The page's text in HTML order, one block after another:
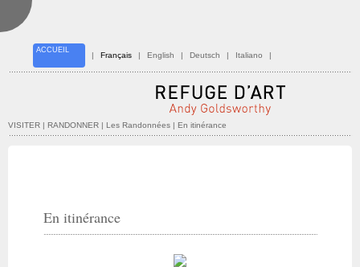
ACCUEIL
| Français | English | Deutsch | Italiano |
VISITER | RANDONNER | Les Randonnées | En itinérance
En itinérance